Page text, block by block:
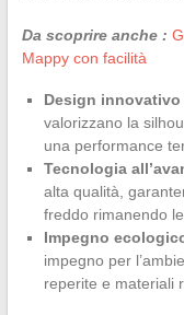
Da scoprire anche :
Mappy con facilità
Design innovativo
valorizzano la
una performance
Tecnologia
alta qualità,
freddo rimanendo
Impegno
impegno per
reperite e materiali